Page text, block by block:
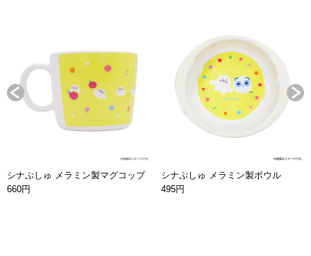
シナぷしゅ メラミン製マグコップ
660円
シナぷしゅ メラミン製ボウル
495円